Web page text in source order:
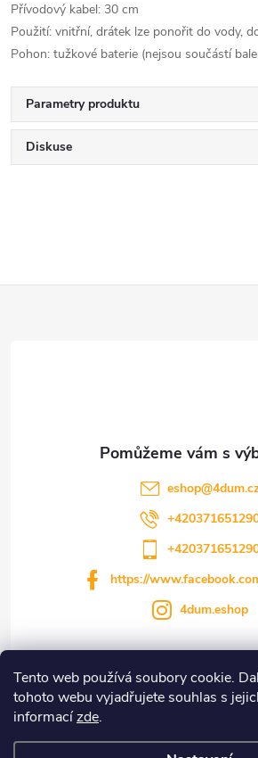
Tento web používá soubory cookie.
tohoto webu vyjadřujete souhlas s
informacízde.
Přívodový kabel: 30 cm
Použití: vnitřní, drátek lze ponořit do vody,
Pohon: tužkové baterie (nejsou součástí
Parametry produktu
Diskuse
eshop@
https://
4dum.eshop
Informace pro vás
Novinky